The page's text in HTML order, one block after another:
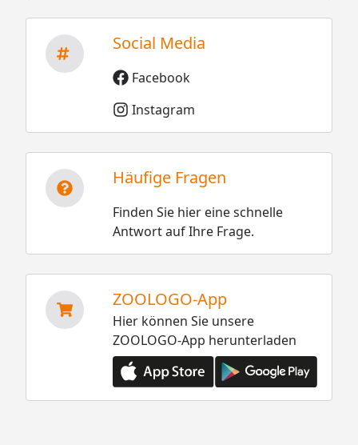
Social Media
Facebook
Instagram
Häufige Fragen
Finden Sie hier eine schnelle
Antwort auf Ihre Frage.
ZOOLOGO-App
Hier können Sie unsere
ZOOLOGO-App herunterladen